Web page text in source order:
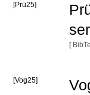
[Prü25]
[
[Vog25]